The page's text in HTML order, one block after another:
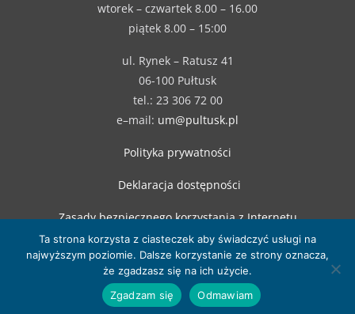
wtorek – czwartek 8.00 – 16.00
piątek 8.00 – 15:00
ul. Rynek – Ratusz 41
06-100 Pułtusk
tel.: 23 306 72 00
e–mail: um@pultusk.pl
Polityka prywatności
Deklaracja dostępności
Zasady bezpiecznego korzystania z Internetu
Ta strona korzysta z ciasteczek aby świadczyć usługi na
najwyższym poziomie. Dalsze korzystanie ze strony oznacza,
że zgadzasz się na ich użycie.
Zgadzam się
Odmawiam